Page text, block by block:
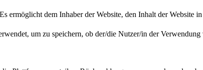
ermöglicht dem Inhaber der Website, den Inhalt der Website
um zu speichern, ob der/die Nutzer/in der